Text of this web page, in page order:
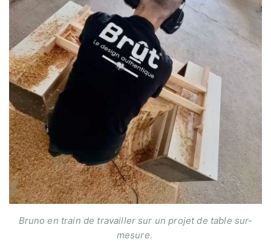
Bruno en train de travailler sur un projet de table sur-
mesure.